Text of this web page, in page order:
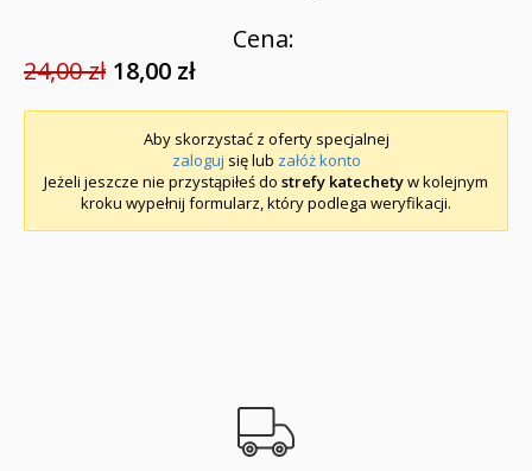
Cena:
24,00 zł 18,00 zł
Aby skorzystać z oferty specjalnej
zaloguj się lub załóż konto
Jeżeli jeszcze nie przystąpiłeś do strefy katechetyw kolejnym
kroku wypełnij formularz, który podlega weryfikacji.